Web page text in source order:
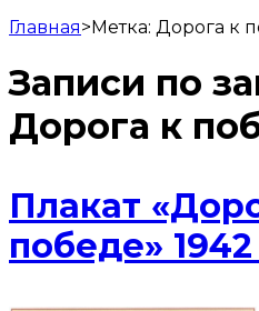
Главная>Метка: Дорога к
Записи по
Дорога к
Плакат
победе»